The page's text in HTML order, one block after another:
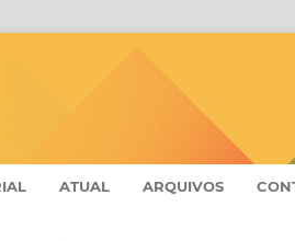
ATUAL ARQUIVOS